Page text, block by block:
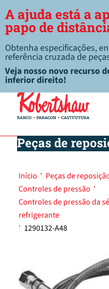
A ajuda está a
papo de
Obtenha especificações,
referência cruzada de
Veja nosso novo recurso
inferior direito!
Peças de
Início ' Peças de
Controles de pressão '
Controles de pressão da
refrigerante
' 1290132-A48